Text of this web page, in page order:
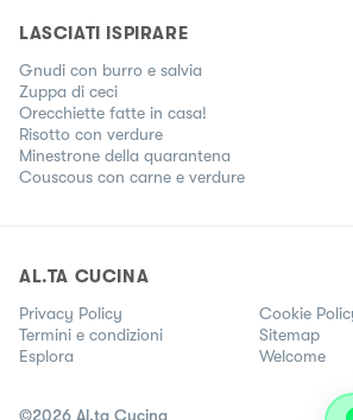
LASCIATI ISPIRARE
Gnudi con burro e salvia
Zuppa di ceci
Orecchiette fatte in casa!
Risotto con verdure
Minestrone della quarantena
Couscous con carne e verdure
AL.TA CUCINA
Privacy Policy
Cookie
Termini e condizioni
Sitemap
Esplora
Welcome
©2026 Al.ta Cucina